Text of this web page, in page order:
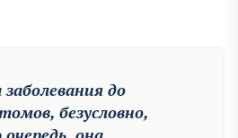
до
безусловно,